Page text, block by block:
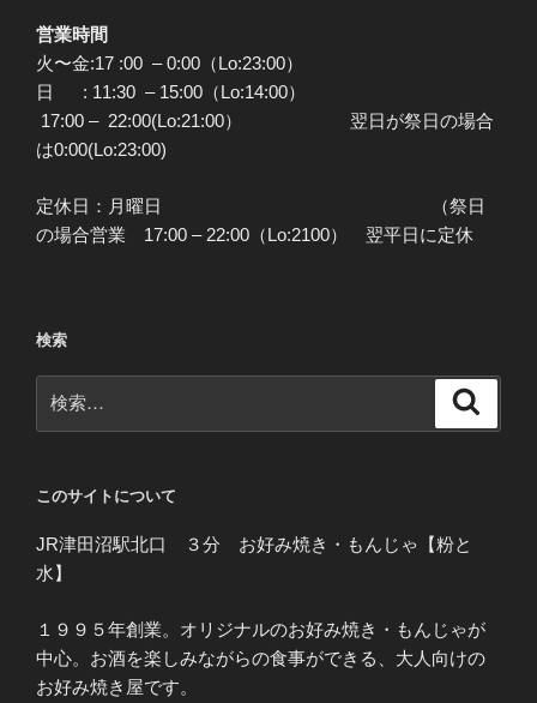
営業時間
火〜金:17 :00 – 0:00（Lo:23:00）
日 : 11:30 – 15:00（Lo:14:00）
17:00 – 22:00(Lo:21:00） 翌日が祭日の場合
は0:00(Lo:23:00)
定休日：月曜日 （祭日
の場合営業 17:00 – 22:00（Lo:2100） 翌平日に定休
検索
索:
このサイトについて
JR津田沼駅北口 ３分 お好み焼き・もんじゃ【粉と
水】
１９９５年創業。オリジナルのお好み焼き・もんじゃが
中心。お酒を楽しみながらの食事ができる、大人向けの
お好み焼き屋です。